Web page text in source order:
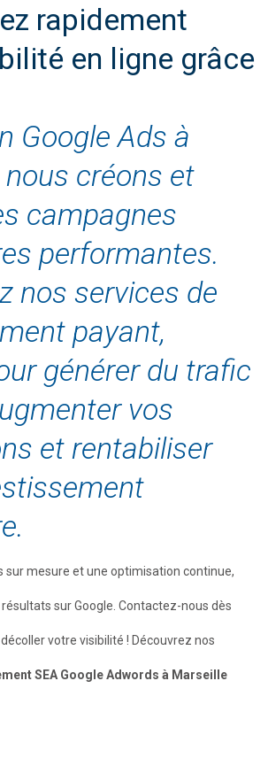
rapidement
en ligne grâce
Google Ads à
créons et
campagnes
performantes.
nos services de
payant,
générer du trafic
vos
et rentabiliser
sur mesure et une optimisation continue,
sur Google. Contactez-nous dès
votre visibilité ! Découvrez nos
SEA Google Adwords à Marseille